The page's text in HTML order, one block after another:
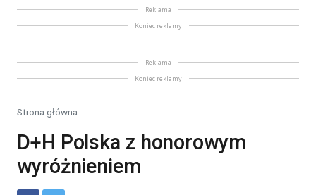
Reklama
Koniec reklamy
Reklama
Koniec reklamy
Strona główna
D+H Polska z honorowym
wyróżnieniem